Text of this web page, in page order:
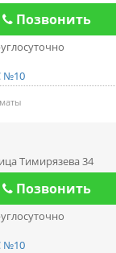
Позвонить
№10
Тимирязева 34
Позвонить
№10